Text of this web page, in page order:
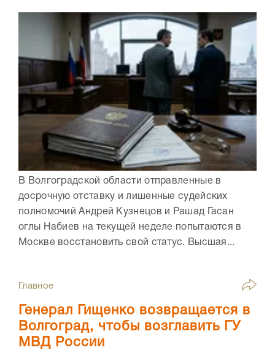
В Волгоградской области отправленные в
досрочную отставку и лишенные судейских
полномочий Андрей Кузнецов и Рашад Гасан
оглы Набиев на текущей неделе попытаются в
Москве восстановить свой статус. Высшая...
Главное
Генерал Гищенко возвращается в
Волгоград, чтобы возглавить ГУ
МВД России